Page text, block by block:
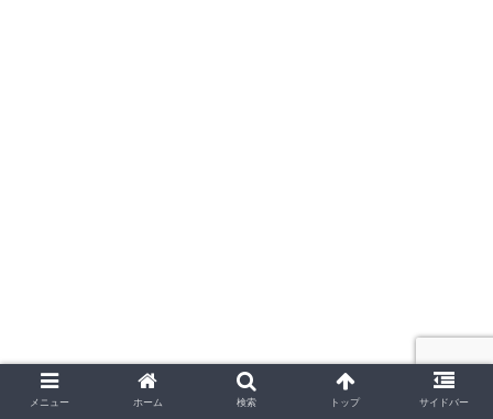
メニュー ホーム 検索 トップ サイドバー